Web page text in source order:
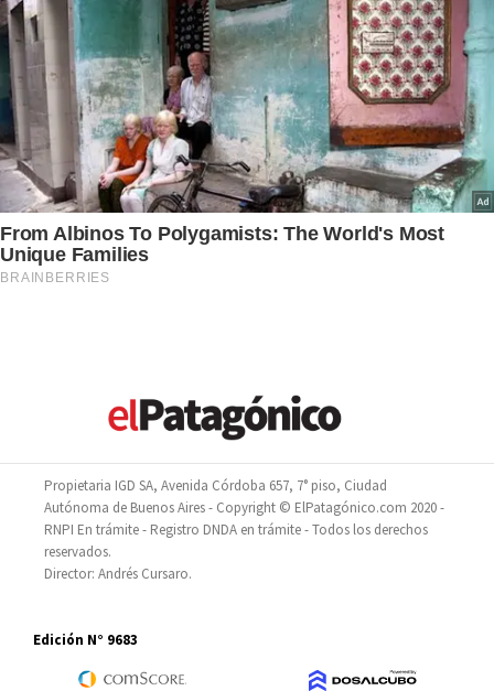
Propietaria IGD SA, Avenida Córdoba 657, 7° piso, Ciudad
Autónoma de Buenos Aires - Copyright © ElPatagónico.com 2020 -
RNPI En trámite - Registro DNDA en trámite - Todos los derechos
reservados.
Director: Andrés Cursaro.
Edición N° 9683